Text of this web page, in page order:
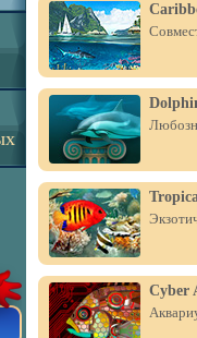
Cyber